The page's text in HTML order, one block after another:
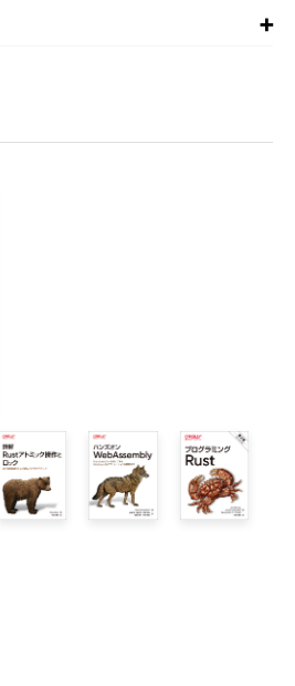
では、すでに修正が施されてい
書籍最終ページの奥付でお手持
、ゲーム開発の開始
何か？
プロジェクトのスケルトンの作成
いたスクリーンへの描画
スキーの三角形
Dog（犬の散歩）」のデザイン